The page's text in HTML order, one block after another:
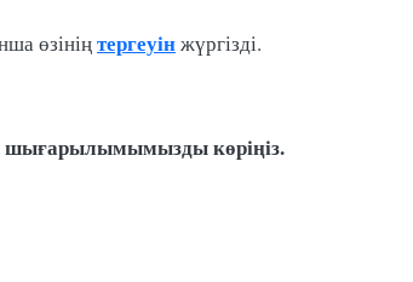
өзініңтергеуінжүргізді.
көріңіз.